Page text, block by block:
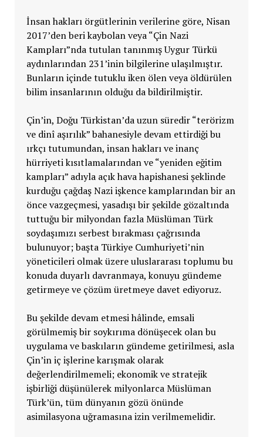
İnsan hakları örgütlerinin verilerine göre, Nisan
2017’den beri kaybolan veya “Çin Nazi
Kampları”nda tutulan tanınmış Uygur Türkü
aydınlarından 231’inin bilgilerine ulaşılmıştır.
Bunların içinde tutuklu iken ölen veya öldürülen
bilim insanlarının olduğu da bildirilmiştir.
Çin’in, Doğu Türkistan’da uzun süredir “terörizm
ve dinî aşırılık” bahanesiyle devam ettirdiği bu
ırkçı tutumundan, insan hakları ve inanç
hürriyeti kısıtlamalarından ve “yeniden eğitim
kampları” adıyla açık hava hapishanesi şeklinde
kurduğu çağdaş Nazi işkence kamplarından bir an
önce vazgeçmesi, yasadışı bir şekilde gözaltında
tuttuğu bir milyondan fazla Müslüman Türk
soydaşımızı serbest bırakması çağrısında
bulunuyor; başta Türkiye Cumhuriyeti’nin
yöneticileri olmak üzere uluslararası toplumu bu
konuda duyarlı davranmaya, konuyu gündeme
getirmeye ve çözüm üretmeye davet ediyoruz.
Bu şekilde devam etmesi hâlinde, emsali
görülmemiş bir soykırıma dönüşecek olan bu
uygulama ve baskıların gündeme getirilmesi, asla
Çin’in iç işlerine karışmak olarak
değerlendirilmemeli; ekonomik ve stratejik
işbirliği düşünülerek milyonlarca Müslüman
Türk’ün, tüm dünyanın gözü önünde
asimilasyona uğramasına izin verilmemelidir.